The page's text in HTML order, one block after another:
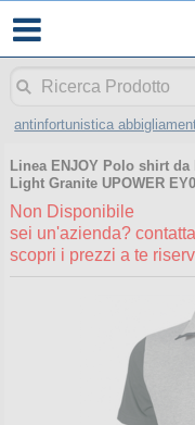
antinfortunistica
Linea ENJOY Polo shirt
Light Granite UPOWER
Non Disponibile
sei un'azienda?
scopri i prezzi a te